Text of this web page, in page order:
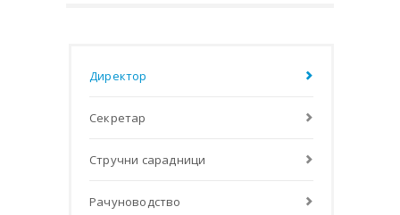
Директор
Секретар
Стручни сарадници
Рачуноводство